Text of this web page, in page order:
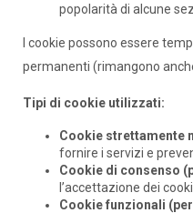
popolarità di alcune
I cookie possono essere
permanenti (rimangono
Tipi di cookie utilizzati:
Cookie strettamente
fornire i servizi e
Cookie di consenso
l’accettazione dei
Cookie funzionali